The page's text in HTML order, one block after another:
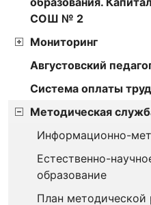
СОШ № 2
Мониторинг
Августовский
Cистема оплаты
Методическая
Информационно-
Естественно-
образование
План методической